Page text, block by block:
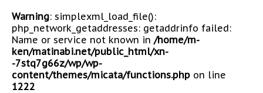
Warning: simplexml_load_file():
php_network_getaddresses: getaddrinfo failed:
Name or service not known in /home/m-
ken/matinabi.net/public_html/xn-
-7stq7g66z/wp/wp-
content/themes/micata/functions.php on line
1222